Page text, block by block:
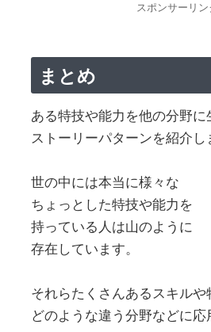
スポンサーリン
まとめ
ある特技や能力を他の分野に
ストーリーパターンを紹介し
世の中には本当に様々な
ちょっとした特技や能力を
持っている人は山のように
存在しています。
それらたくさんあるスキルや
どのような違う分野などに応